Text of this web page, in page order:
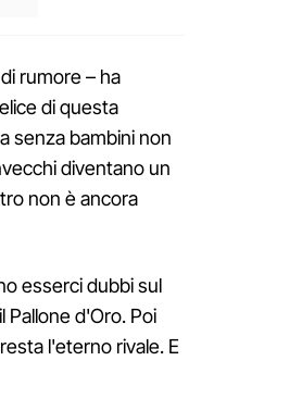
rumore – ha
di questa
senza bambini non
diventano un
non è ancora
esserci dubbi sul
d'Oro. Poi
l'eterno rivale. E